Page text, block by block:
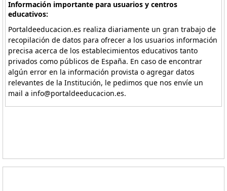
Información importante para usuarios y centros
educativos:
Portaldeeducacion.es realiza diariamente un gran trabajo de
recopilación de datos para ofrecer a los usuarios información
precisa acerca de los establecimientos educativos tanto
privados como públicos de España. En caso de encontrar
algún error en la información provista o agregar datos
relevantes de la Institución, le pedimos que nos envíe un
mail a info@portaldeeducacion.es.